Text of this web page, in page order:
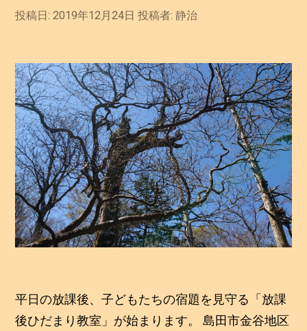
れ
績
は
ア
ッ
プ
す
る！”
の
投稿日:2019年12月24日 2
年
1
2
月
2
0
日
投稿者:静治
平日の放課後、子どもたちの宿題を見守る「放課
後ひだまり教室」が始まります。 島田市金谷地区